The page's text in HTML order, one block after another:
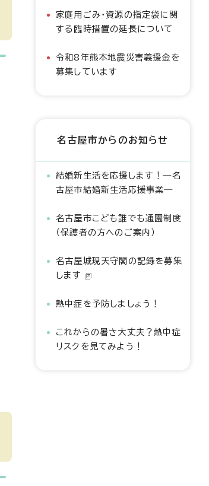
家庭用ごみ・資源の指定袋に関
する臨時措置の延長について
令和8年熊本地震災害義援金を
募集しています
名古屋市からのお知らせ
結婚新生活を応援します！―名
古屋市結婚新生活応援事業―
名古屋市こども誰でも通園制度
（保護者の方へのご案内）
名古屋城現天守閣の記録を募集
します
熱中症を予防しましょう！
これからの暑さ大丈夫？熱中症
リスクを見てみよう！